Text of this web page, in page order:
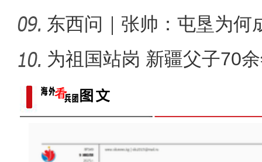
局？
东西问｜张帅：屯垦为何
千年良
为祖国站岗 新疆父子70